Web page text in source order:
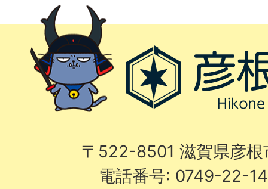
〒522-8501 滋賀県彦
電話番号: 0749-22-